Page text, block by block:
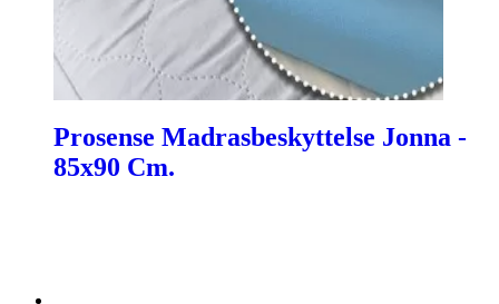
Prosense Madrasbeskyttelse Jonna -
85x90 Cm.